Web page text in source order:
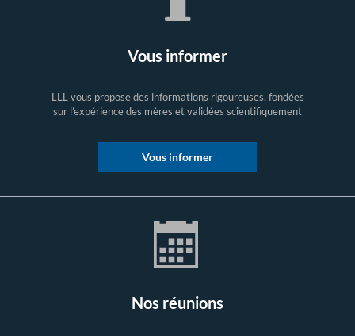
Vous informer
LLL vous propose des informations rigoureuses, fondées
sur l’expérience des mères et validées scientifiquement
Vous informer
Nos réunions